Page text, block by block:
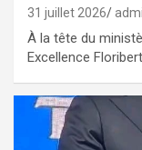
31 juillet 2026
À la tête du
Excellence